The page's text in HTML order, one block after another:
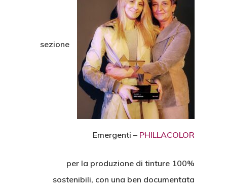
sezione
Emergenti – PHILLACOLOR
per la produzione di tinture 100%
sostenibili, con una ben documentata